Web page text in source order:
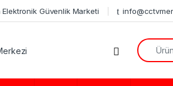
Elektronik Güvenlik Marketi
Search